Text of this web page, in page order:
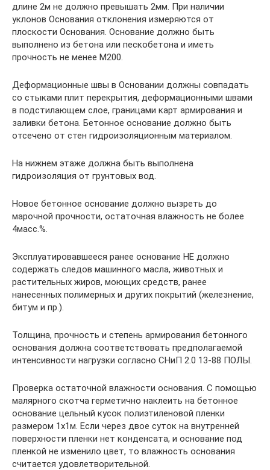
длине 2м не должно превышать 2мм. При наличии
уклонов Основания отклонения измеряются от
плоскости Основания. Основание должно быть
выполнено из бетона или пескобетона и иметь
прочность не менее М200.
Деформационные швы в Основании должны совпадать
со стыками плит перекрытия, деформационными швами
в подстилающем слое, границами карт армирования и
заливки бетона. Бетонное основание должно быть
отсечено от стен гидроизоляционным материалом.
На нижнем этаже должна быть выполнена
гидроизоляция от грунтовых вод.
Новое бетонное основание должно вызреть до
марочной прочности, остаточная влажность не более
4масс.%.
Эксплуатировавшееся ранее основание НЕ должно
содержать следов машинного масла, животных и
растительных жиров, моющих средств, ранее
нанесенных полимерных и других покрытий (железнение,
битум и пр.).
Толщина, прочность и степень армирования бетонного
основания должна соответствовать предполагаемой
интенсивности нагрузки согласно СНиП 2.0 13-88 ПОЛЫ.
Проверка остаточной влажности основания. С помощью
малярного скотча герметично наклеить на бетонное
основание цельный кусок полиэтиленовой пленки
размером 1х1м. Если через двое суток на внутренней
поверхности пленки нет конденсата, и основание под
пленкой не изменило цвет, то влажность основания
считается удовлетворительной.